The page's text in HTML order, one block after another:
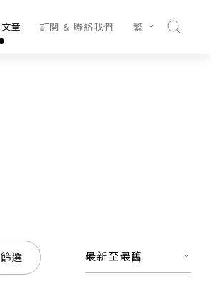
章 訂閱 & 聯絡我們 繁
最新至最舊